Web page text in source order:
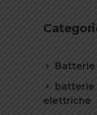
batterie
elettriche